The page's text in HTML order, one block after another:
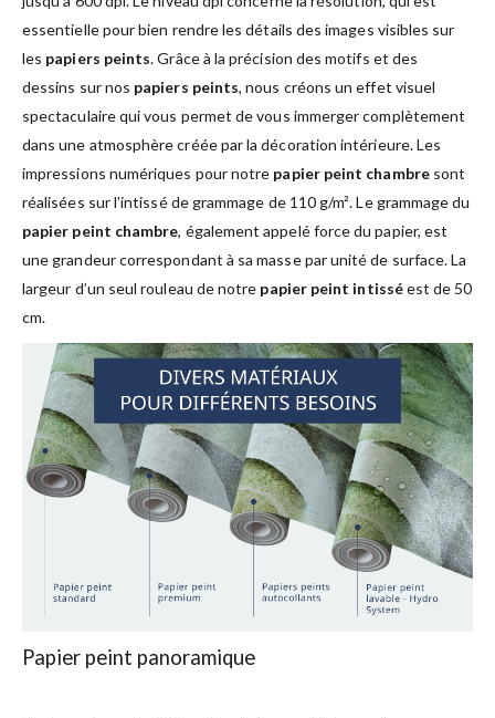
essentielle pour bien rendre les détails des images visibles sur
les papiers peints. Grâce à la précision des motifs et des
dessins sur nos papiers peints, nous créons un effet visuel
spectaculaire qui vous permet de vous immerger complètement
dans une atmosphère créée par la décoration intérieure. Les
impressions numériques pour notre papier peint chambresont
réalisées sur l’intissé de grammage de 110 g/m². Le grammage du
papier peint chambre, également appelé force du papier, est
une grandeur correspondant à sa masse par unité de surface. La
largeur d’un seul rouleau de notre papier peint intisséest de 50
cm.
Papier peint panoramique